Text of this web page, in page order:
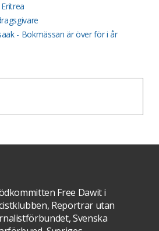
- Bokmässan är över för i år
Free Dawit i
Reportrar utan
Svenska